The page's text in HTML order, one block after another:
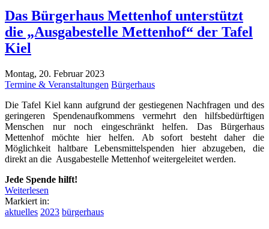
Das Bürgerhaus Mettenhof unterstützt
die „Ausgabestelle Mettenhof“ der Tafel
Kiel
Montag, 20. Februar 2023
Termine & Veranstaltungen Bürgerhaus
Die Tafel Kiel kann aufgrund der gestiegenen Nachfragen und des
geringeren Spendenaufkommens vermehrt den hilfsbedürftigen
Menschen nur noch eingeschränkt helfen. Das Bürgerhaus
Mettenhof möchte hier helfen. Ab sofort besteht daher die
Möglichkeit haltbare Lebensmittelspenden hier abzugeben, die
direkt an die Ausgabestelle Mettenhof weitergeleitet werden.
Jede Spende hilft!
Weiterlesen
Markiert in:
aktuelles 2023 bürgerhaus